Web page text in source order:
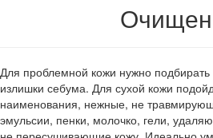
Для проблемной кожи нужно
излишки себума. Для сухой кожи
наименования, нежные, не
эмульсии, пенки, молочко, гели,